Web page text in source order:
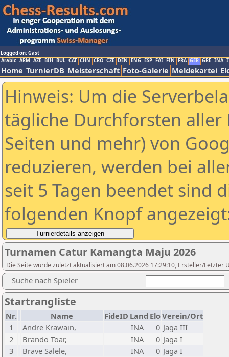
Logged on: Gast
Arabic ARM AZE BIH BUL CAT CHN CRO CZE DEN ENG ESP FAI FIN FRA GER GRE INA
Home TurnierDB Meisterschaft Foto-Galerie Meldekartei
Hinweis: Um die
tägliche Durchforsten aller
Seiten und mehr) von
reduzieren, werden bei
seit 5 Tagen beendet sind
folgenden Knopf
Turnamen Catur Kamangta Maju 2026
Die Seite wurde zuletzt aktualisiert am 08.06.2026 17:29:10, Ersteller/Letzter
Suche nach Spieler
Startrangliste
Nr. Name FideID Land EloVerein/Ort
1
Andre Krawain, INA 0 Jaga III
2
Brando Toar, INA 0 Jaga I
3
Brave Salele, INA 0 Jaga I